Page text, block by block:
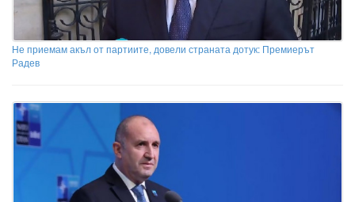
Не приемам акъл от партиите, довели страната дотук: Премиерът
Радев